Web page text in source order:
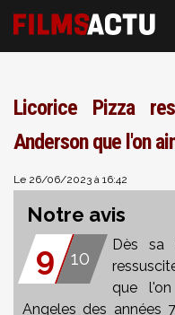
Licorice Pizza
Anderson que l'on
Le 26/06/2023 à 16:42
Notre avis
9 10
Dès sa
que
Angeles des années